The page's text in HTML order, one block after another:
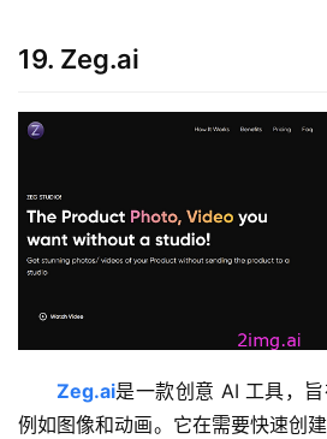
19. Zeg.ai
Zeg.ai是一款创意 AI 工具，旨
例如图像和动画。它在需要快速创